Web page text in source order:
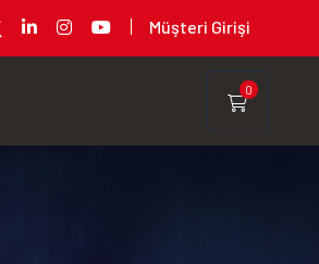
Müşteri Girişi
0